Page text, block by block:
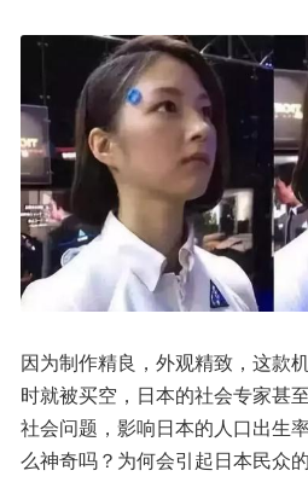
因为制作精良，外观精致，这款
时就被买空，日本的社会专家甚
社会问题，影响日本的人口出生
么神奇吗？为何会引起日本民众